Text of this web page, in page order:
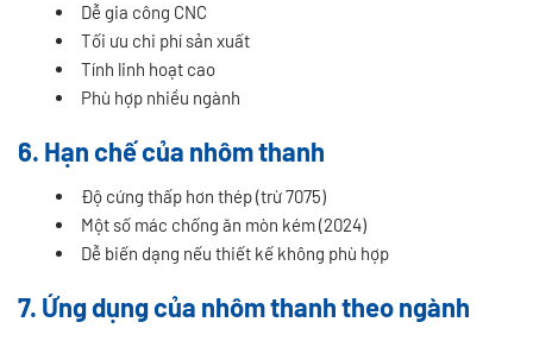
Dễ gia công CNC
Tối ưu chi phí sản xuất
Tính linh hoạt cao
Phù hợp nhiều ngành
6. Hạn chế của nhôm thanh
Độ cứng thấp hơn thép (trừ 7075)
Một số mác chống ăn mòn kém (2024)
Dễ biến dạng nếu thiết kế không phù hợp
7. Ứng dụng của nhôm thanh theo ngành